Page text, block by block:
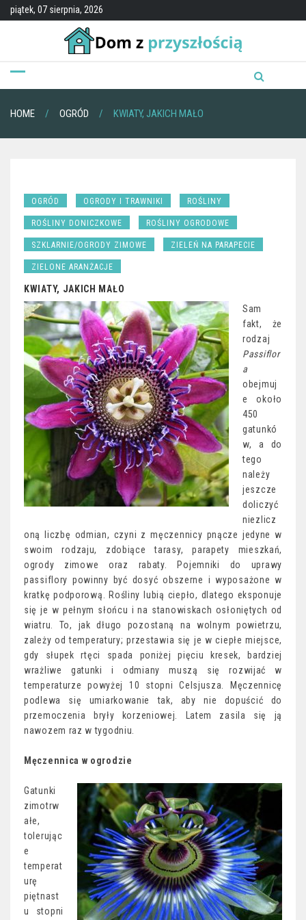
piątek, 07 sierpnia, 2026
HOME OGRÓD KWIATY, JAKICH MAŁO
OGRÓD OGRODY I TRAWNIKI ROŚLINY
ROŚLINY DONICZKOWE ROŚLINY OGRODOWE
SZKLARNIE/OGRODY ZIMOWE ZIELEŃ NA PARAPECIE
ZIELONE ARANŻACJE
KWIATY, JAKICH MAŁO
Sam
fakt, że
rodzaj
Passiflor
a
obejmuj
e około
450
gatunkó
w, a do
tego
należy
jeszcze
doliczyć
niezlicz
oną liczbę odmian, czyni z męczennicy pnącze jedyne w
swoim rodzaju, zdobiące tarasy, parapety mieszkań,
ogrody zimowe oraz rabaty. Pojemniki do uprawy
passiflory powinny być dosyć obszerne i wyposażone w
kratkę podporową. Rośliny lubią ciepło, dlatego eksponuje
się je w pełnym słońcu i na stanowiskach osłoniętych od
wiatru. To, jak długo pozostaną na wolnym powietrzu,
zależy od temperatury; przestawia się je w ciepłe miejsce,
gdy słupek rtęci spada poniżej pięciu kresek, bardziej
wrażliwe gatunki i odmiany muszą się rozwijać w
temperaturze powyżej 10 stopni Celsjusza. Męczennicę
podlewa się umiarkowanie tak, aby nie dopuścić do
przemoczenia bryły korzeniowej. Latem zasila się ją
nawozem raz w tygodniu.
Męczennica w ogrodzie
Gatunki
zimotrw
ałe,
tolerując
e
temperat
urę
piętnast
u stopni